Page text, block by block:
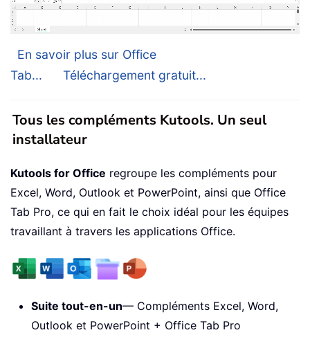
En savoir plus sur Office
Tab...
Téléchargement gratuit...
Tous les compléments Kutools. Un seul
installateur
Kutools for Office regroupe les compléments pour
Excel, Word, Outlook et PowerPoint, ainsi que Office
Tab Pro, ce qui en fait le choix idéal pour les équipes
travaillant à travers les applications Office.
Suite tout-en-un— Compléments Excel, Word,
Outlook et PowerPoint + Office Tab Pro